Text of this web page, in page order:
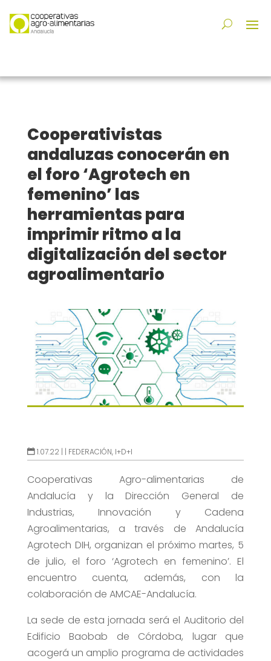
Cooperativistas
andaluzas conocerán en
el foro ‘Agrotech en
femenino’ las
herramientas para
imprimir ritmo a la
digitalización del sector
agroalimentario
1.07.22 | | FEDERACIÓN, I+D+I
Cooperativas Agro-alimentarias de
Andalucía y la Dirección General de
Industrias, Innovación y Cadena
Agroalimentarias, a través de Andalucía
Agrotech DIH, organizan el próximo martes, 5
de julio, el foro ‘Agrotech en femenino’. El
encuentro cuenta, además, con la
colaboración de AMCAE-Andalucía.
La sede de esta jornada será el Auditorio del
Edificio Baobab de Córdoba, lugar que
acogerá un amplio programa de actividades